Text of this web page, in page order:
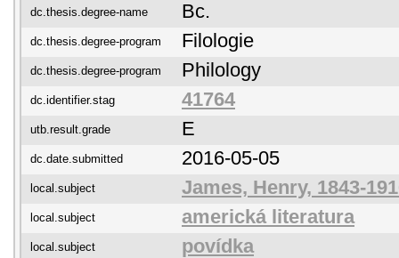
dc.thesis.degree-name Bc.
dc.thesis.degree-program Filologie
dc.thesis.degree-program Philology
dc.identifier.stag 41764
utb.result.grade E
dc.date.submitted 2016-05-05
local.subject James, Henry, 1843-
local.subject americká literatura
local.subject povídka